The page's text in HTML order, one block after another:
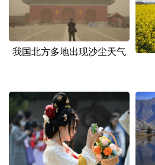
辽宁 吉林
浙江 安徽
四川 贵州
陕西 甘肃
我国北方多地出现沙尘天气